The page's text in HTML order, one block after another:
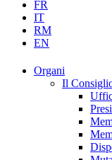
FR
IT
RM
EN
Organi
Il